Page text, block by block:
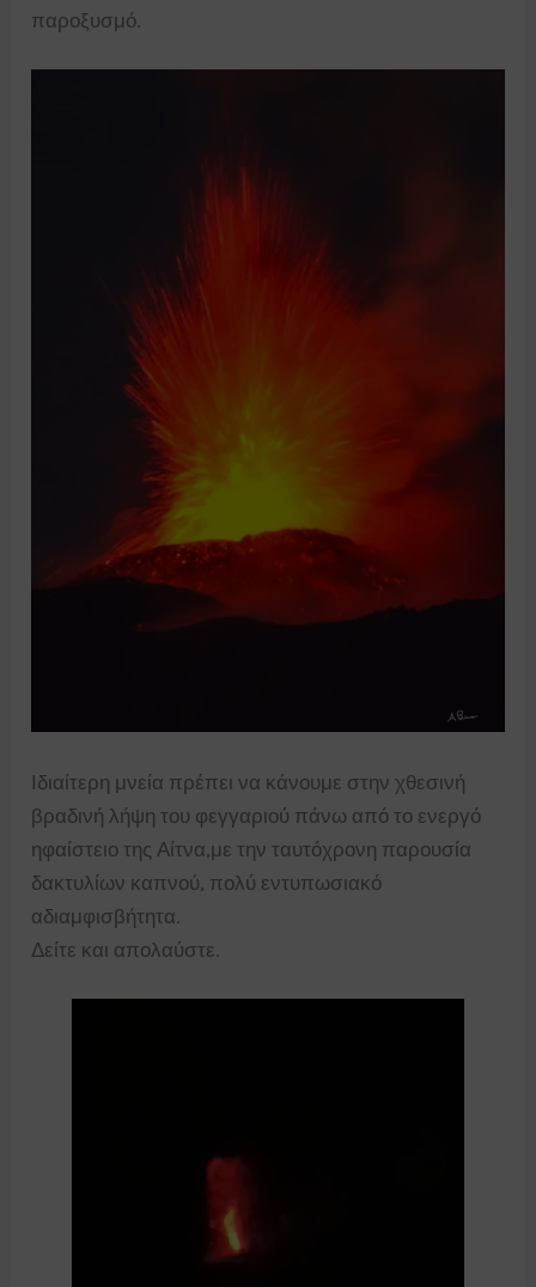
παροξυσμό.
Ιδιαίτερη μνεία πρέπει να κάνουμε στην χθεσινή
βραδινή λήψη του φεγγαριού πάνω από το ενεργό
ηφαίστειο της Αίτνα,με την ταυτόχρονη παρουσία
δακτυλίων καπνού, πολύ εντυπωσιακό
αδιαμφισβήτητα.
Δείτε και απολαύστε.